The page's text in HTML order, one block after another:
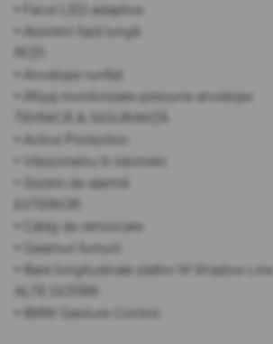
• Faruri LED adaptive
• Asistent fază lungă
• Anvelope runflat
• Afișaj monitorizare presiune anvelope
TEHNICĂ & SIGURANȚĂ
• Active Protection
• Vitezometru în kilometri
• Sistem de alarmă
• Cârlig de remorcare
• Geamuri fumurii
• Bare longitudinale plafon M Shadow Line
ALTE DOTĂRI
• BMW Gesture Control